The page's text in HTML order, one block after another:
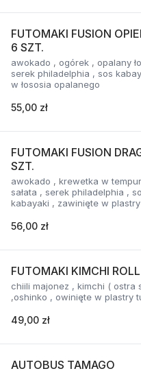
FUTOMAKI FUSION
6 SZT.
awokado , ogórek , opalany
serek philadelphia , sos
w łososia opalanego
55,00 zł
FUTOMAKI FUSION
SZT.
awokado , krewetka w
sałata , serek philadelphia ,
kabayaki , zawinięte w
56,00 zł
FUTOMAKI KIMCHI
chiili majonez , kimchi ( ostra
,oshinko , owinięte w plastry
49,00 zł
AUTOBUS TAMAGO